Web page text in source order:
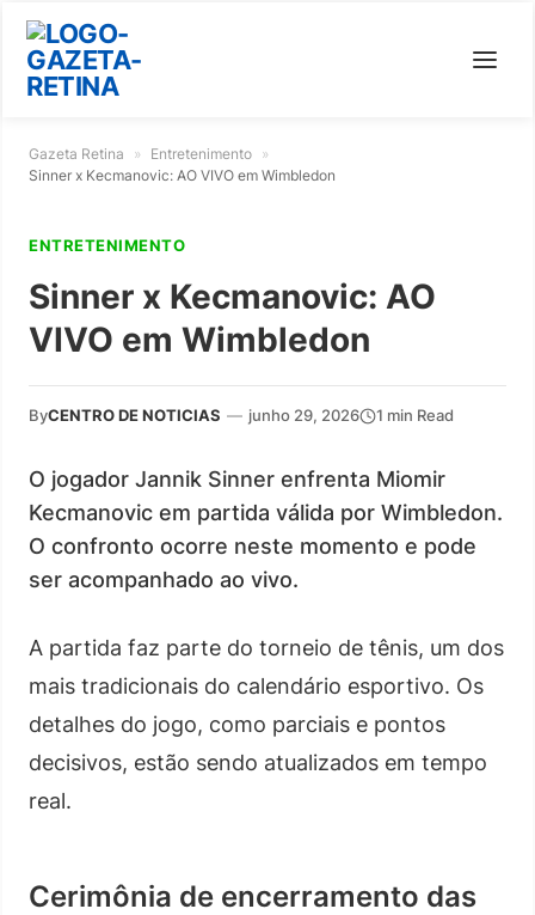
Gazeta Retina » Entretenimento »
Sinner x Kecmanovic: AO VIVO em Wimbledon
ENTRETENIMENTO
Sinner x Kecmanovic: AO
VIVO em Wimbledon
ByCENTRO DE NOTICIAS — junho 29, 2026 1 min Read
O jogador Jannik Sinner enfrenta Miomir
Kecmanovic em partida válida por Wimbledon.
O confronto ocorre neste momento e pode
ser acompanhado ao vivo.
A partida faz parte do torneio de tênis, um dos
mais tradicionais do calendário esportivo. Os
detalhes do jogo, como parciais e pontos
decisivos, estão sendo atualizados em tempo
real.
Cerimônia de encerramento das